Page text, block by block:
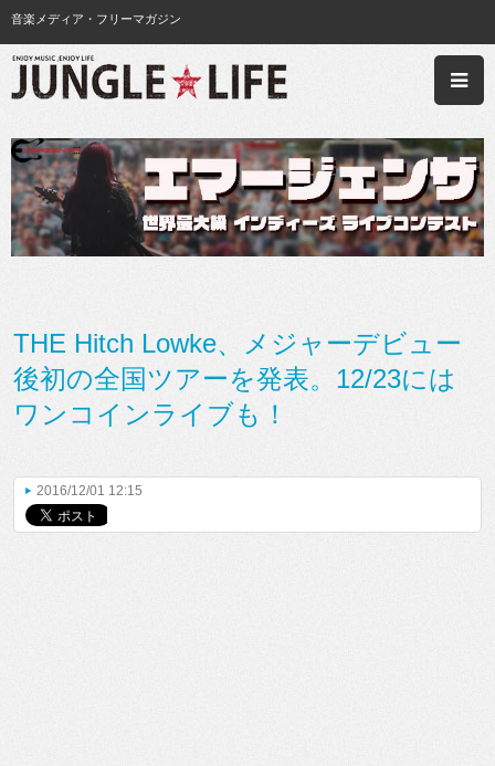
音楽メディア・フリーマガジン
THE Hitch Lowke、メジャーデビュー
後初の全国ツアーを発表。12/23には
ワンコインライブも！
2016/12/01 12:15